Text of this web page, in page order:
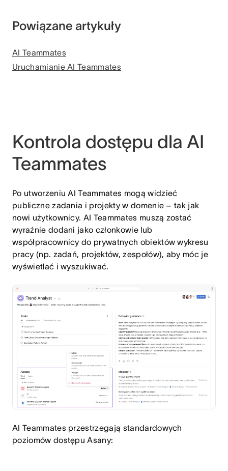
Powiązane artykuły
AI Teammates
Uruchamianie AI Teammates
Kontrola dostępu dla AI
Teammates
Po utworzeniu AI Teammates mogą widzieć
publiczne zadania i projekty w domenie – tak jak
nowi użytkownicy. AI Teammates muszą zostać
wyraźnie dodani jako członkowie lub
współpracownicy do prywatnych obiektów wykresu
pracy (np. zadań, projektów, zespołów), aby móc je
wyświetlać i wyszukiwać.
AI Teammates przestrzegają standardowych
poziomów dostępu Asany: